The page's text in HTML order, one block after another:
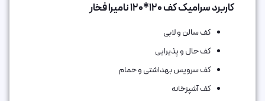
کاربرد سرامیک کف 120*120 نامیرا فخار
کف سالن و لابی
کف حال و پذیرایی
کف سرویس بهداشتی و حمام
کف آشپزخانه